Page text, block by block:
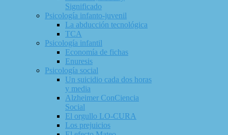
Significado
Psicología infanto-juvenil
La abducción tecnológica
TCA
Psicología infantil
Economía de fichas
Enuresis
Psicología social
Un suicidio cada dos horas
y media
Alzheimer ConCiencia
Social
El orgullo LO-CURA
Los prejuicios